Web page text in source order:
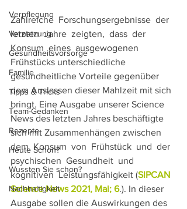
Verpflegung
Vernetzung
Gesundheitsvorsorge
Familie
Tipps & Tricks
Team-Gedanken
Rezepte
Heute Schon?
Wussten Sie schon?
Nachhaltigkeit
Zahlreiche  Forschungsergebnisse  der
letzten  Jahre  zeigten,  dass  der
Konsum  eines  ausgewogenen
Frühstücks unterschiedliche
gesundheitliche Vorteile gegenüber
dem Auslassen dieser Mahlzeit mit sich
bringt. Eine Ausgabe unserer Science
News des letzten Jahres beschäftigte
sich mit Zusammenhängen zwischen
dem  Konsum  von  Frühstück  und  der
psychischen  Gesundheit  und
kognitiven  Leistungsfähigkeit (SIPCAN
Science News 2021, Mai; 6.). In dieser
Ausgabe sollen die Auswirkungen des